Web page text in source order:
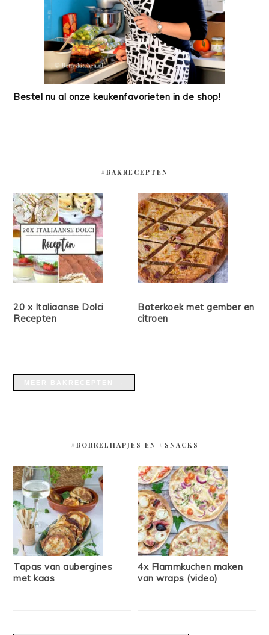
Bestel nu al onze keukenfavorieten in de shop!
#BAKRECEPTEN
20 x Italiaanse Dolci
Recepten
Boterkoek met gember en
citroen
#BORRELHAPJES EN #SNACKS
Tapas van aubergines
met kaas
4x Flammkuchen maken
van wraps (video)